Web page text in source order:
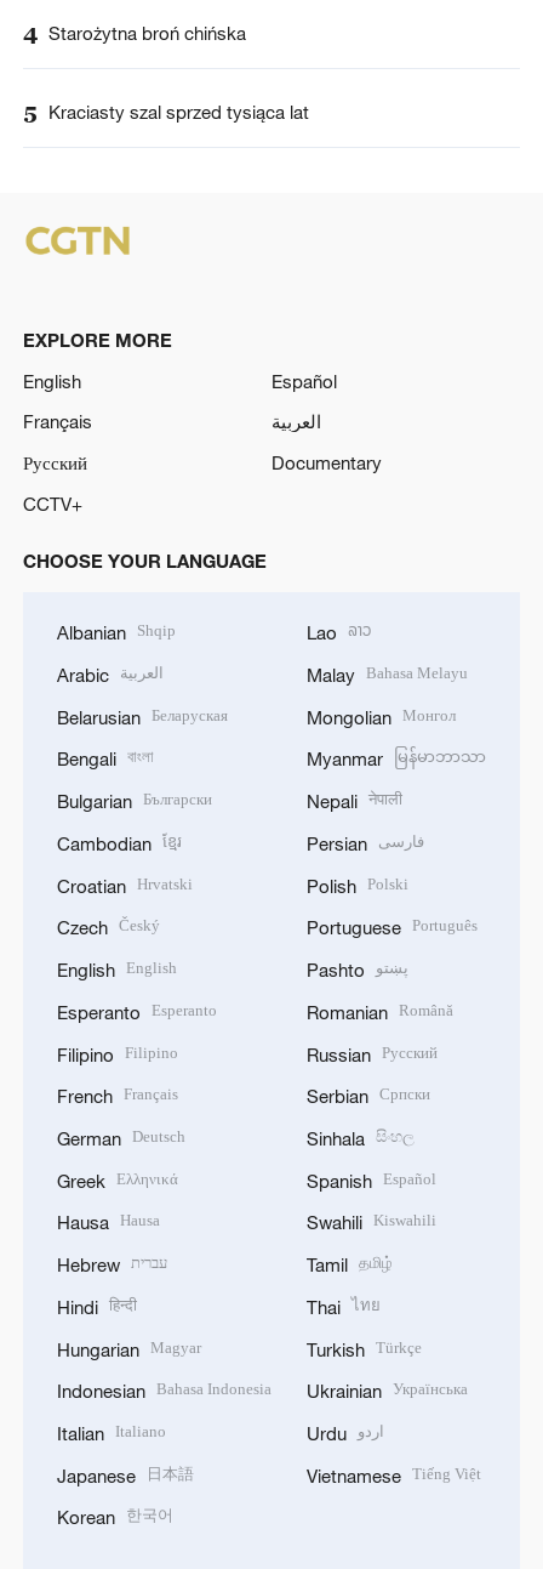
4 Starożytna broń chińska
5 Kraciasty szal sprzed tysiąca lat
EXPLORE MORE
English
Español
Français
العربية
Русский
Documentary
CCTV+
CHOOSE YOUR LANGUAGE
Albanian Shqip
Arabic العربية
Belarusian Беларуская
Bengali বাংলা
Bulgarian Български
Cambodian ខ្មែរ
Croatian Hrvatski
Czech Český
English English
Esperanto Esperanto
Filipino Filipino
French Français
German Deutsch
Greek Ελληνικά
Hausa Hausa
Hebrew עברית
Hindi हिन्दी
Hungarian Magyar
Indonesian Bahasa Indonesia
Italian Italiano
Japanese 日本語
Korean 한국어
Lao ລາວ
Malay Bahasa Melayu
Mongolian Монгол
Myanmar မြန်မာဘာသာ
Nepali नेपाली
Persian فارسی
Polish Polski
Portuguese Português
Pashto پښتو
Romanian Română
Russian Русский
Serbian Српски
Sinhala සිංහල
Spanish Español
Swahili Kiswahili
Tamil தமிழ்
Thai ไทย
Turkish Türkçe
Ukrainian Українська
Urdu اردو
Vietnamese Tiếng Việt